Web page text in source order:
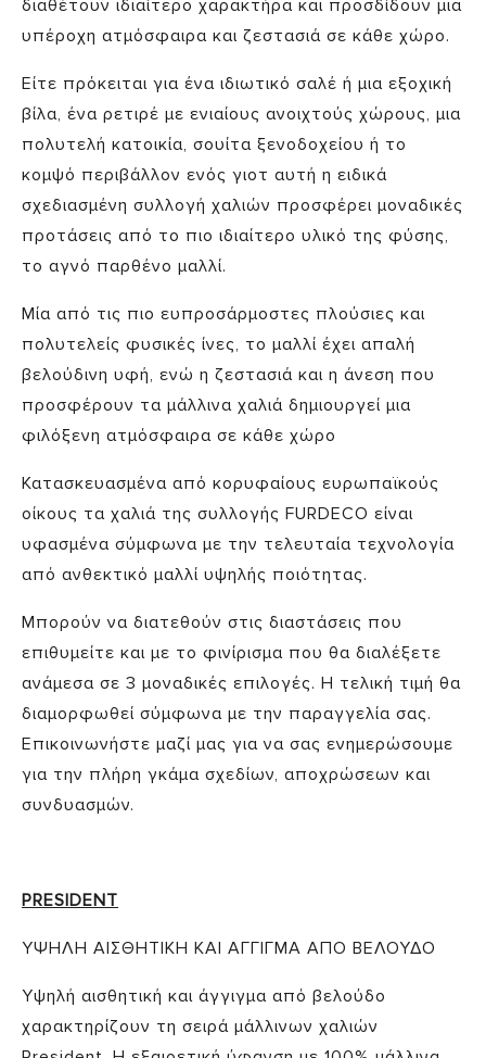
διαθέτουν ιδιαίτερο χαρακτήρα και προσδίδουν μια
υπέροχη ατμόσφαιρα και ζεστασιά σε κάθε χώρο.
Είτε πρόκειται για ένα ιδιωτικό σαλέ ή μια εξοχική
βίλα, ένα ρετιρέ με ενιαίους ανοιχτούς χώρους, μια
πολυτελή κατοικία, σουίτα ξενοδοχείου ή το
κομψό περιβάλλον ενός γιοτ αυτή η ειδικά
σχεδιασμένη συλλογή χαλιών προσφέρει μοναδικές
προτάσεις από το πιο ιδιαίτερο υλικό της φύσης,
το αγνό παρθένο μαλλί.
Μία από τις πιο ευπροσάρμοστες πλούσιες και
πολυτελείς φυσικές ίνες, το μαλλί έχει απαλή
βελούδινη υφή, ενώ η ζεστασιά και η άνεση που
προσφέρουν τα μάλλινα χαλιά δημιουργεί μια
φιλόξενη ατμόσφαιρα σε κάθε χώρο
Κατασκευασμένα από κορυφαίους ευρωπαϊκούς
οίκους τα χαλιά της συλλογής FURDECO είναι
υφασμένα σύμφωνα με την τελευταία τεχνολογία
από ανθεκτικό μαλλί υψηλής ποιότητας.
Μπορούν να διατεθούν στις διαστάσεις που
επιθυμείτε και με το φινίρισμα που θα διαλέξετε
ανάμεσα σε 3 μοναδικές επιλογές. Η τελική τιμή θα
διαμορφωθεί σύμφωνα με την παραγγελία σας.
Επικοινωνήστε μαζί μας για να σας ενημερώσουμε
για την πλήρη γκάμα σχεδίων, αποχρώσεων και
συνδυασμών.
PRESIDENT
ΥΨΗΛΗ ΑΙΣΘΗΤΙΚΗ ΚΑΙ ΑΓΓΙΓΜΑ ΑΠΟ ΒΕΛΟΥΔΟ
Υψηλή αισθητική και άγγιγμα από βελούδο
χαρακτηρίζουν τη σειρά μάλλινων χαλιών